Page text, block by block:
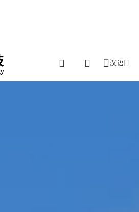
汉语